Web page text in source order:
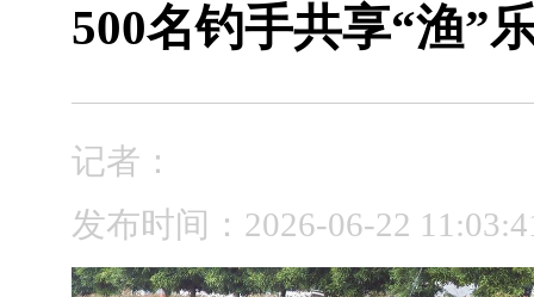
500名钓手共享“渔”
记者：
发布时间：2026-06-22